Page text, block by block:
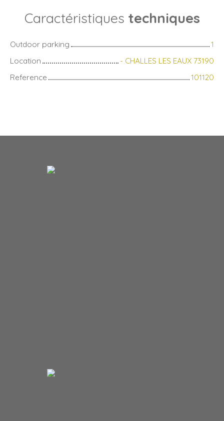
Caractéristiques techniques
Outdoor parking
1
Location
- CHALLES LES EAUX 73190
Reference
101120